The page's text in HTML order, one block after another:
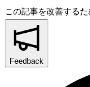
この記事を改善するた
Feedback